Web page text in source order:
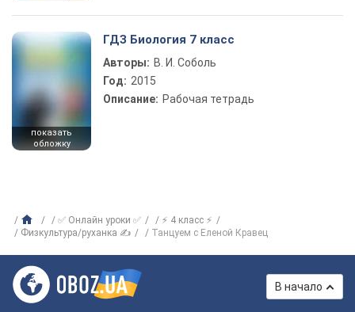
показать
обложку
ГДЗ Биология 7 класс
Авторы: В. И. Соболь
Год: 2015
Описание: Рабочая тетрадь
✅ Онлайн уроки ✅
⚡ 4 класс ⚡
Физкультура/руханка ✍
Танцуем с Еленой Кравец
В начало